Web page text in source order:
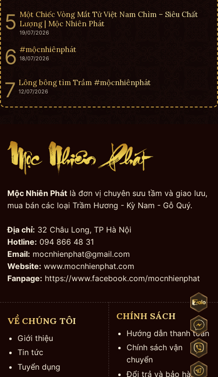
Một Chiếc Vòng Mắt Tử Việt Nam Chìm – Siêu Chất
Lượng | Mộc Nhiên Phát
19/07/2026
#mộcnhiênphát
18/07/2026
Lông bông tìm Trầm #mộcnhiênphát
12/07/2026
Mộc Nhiên Phát là đơn vị chuyên sưu tầm và giao lưu,
mua bán các loại Trầm Hương - Kỳ Nam - Gỗ Quý.
Địa chỉ: 32 Châu Long, TP Hà Nội
Hotline: 094 866 48 31
Email: mocnhienphat@gmail.com
Website: www.mocnhienphat.com
Fanpage: https://www.facebook.com/mocnhienphat
VỀ CHÚNG TÔI
Giới thiệu
Tin tức
Tuyển dụng
CHÍNH SÁCH
Hướng dẫn thanh toán
Chính sách vận
chuyển
Đổi trả và bảo hành